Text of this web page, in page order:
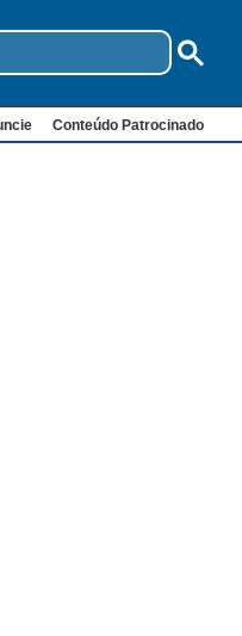
Conteúdo Patrocinado